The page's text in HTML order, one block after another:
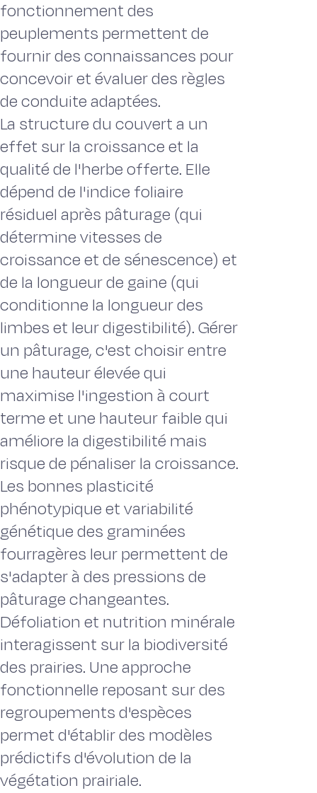
fonctionnement des
peuplements permettent de
fournir des connaissances pour
concevoir et évaluer des règles
de conduite adaptées.
La structure du couvert a un
effet sur la croissance et la
qualité de l'herbe offerte. Elle
dépend de l'indice foliaire
résiduel après pâturage (qui
détermine vitesses de
croissance et de sénescence) et
de la longueur de gaine (qui
conditionne la longueur des
limbes et leur digestibilité). Gérer
un pâturage, c'est choisir entre
une hauteur élevée qui
maximise l'ingestion à court
terme et une hauteur faible qui
améliore la digestibilité mais
risque de pénaliser la croissance.
Les bonnes plasticité
phénotypique et variabilité
génétique des graminées
fourragères leur permettent de
s'adapter à des pressions de
pâturage changeantes.
Défoliation et nutrition minérale
interagissent sur la biodiversité
des prairies. Une approche
fonctionnelle reposant sur des
regroupements d'espèces
permet d'établir des modèles
prédictifs d'évolution de la
végétation prairiale.